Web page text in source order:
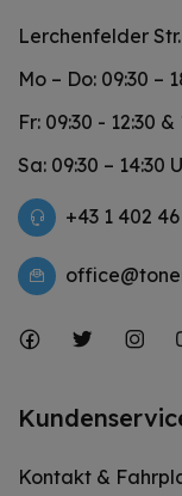
Lerchenfelder
Mo – Do: 09:30 –
Fr: 09:30 - 12:30
Sa: 09:30 – 14:30
+43 1 402
Kontakt &